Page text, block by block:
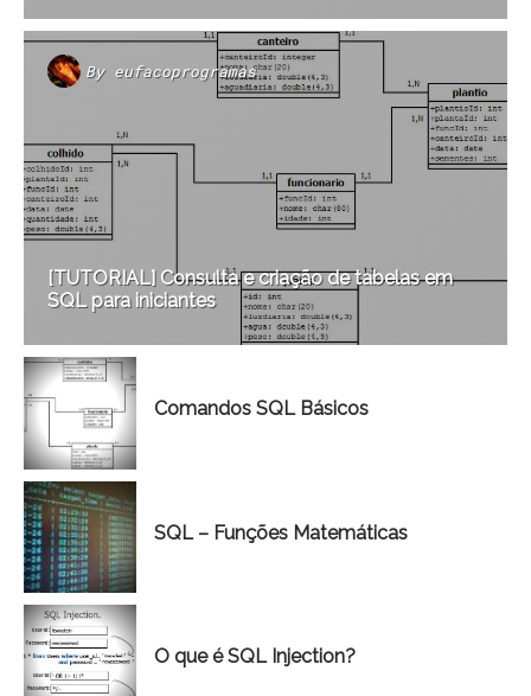
By eufacoprogramas
[TUTORIAL] Consulta e criação de tabelas em
SQL para iniciantes
Comandos SQL Básicos
SQL – Funções Matemáticas
O que é SQL Injection?